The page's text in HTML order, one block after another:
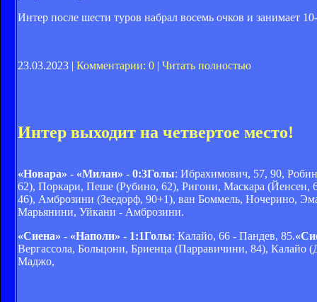
Интер после шести туров набрал восемь очков и занимает
23.03.2023 | Комментарии: 0 | Читать полностью
Интер выходит на четвертое место!
«Новара» - «Милан» - 0:3Голы: Ибрахимович, 57, 90,
62), Поркари, Пеше (Рубино, 62), Ригони, Маскара (Йенсен,
46), Амброзини (Зеедорф, 90+1), ван Боммель, Ночерино,
Марьянини, Уйкани - Амброзини.
«Сиена» - «Наполи» - 1:1Голы: Калайо, 66 - Пандев, 85.
Вергассола, Больцони, Бриенца (Парравичини, 84), Калайо
Маджо,